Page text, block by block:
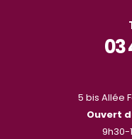
03
5 bis Allée
Ouvert
9h30-